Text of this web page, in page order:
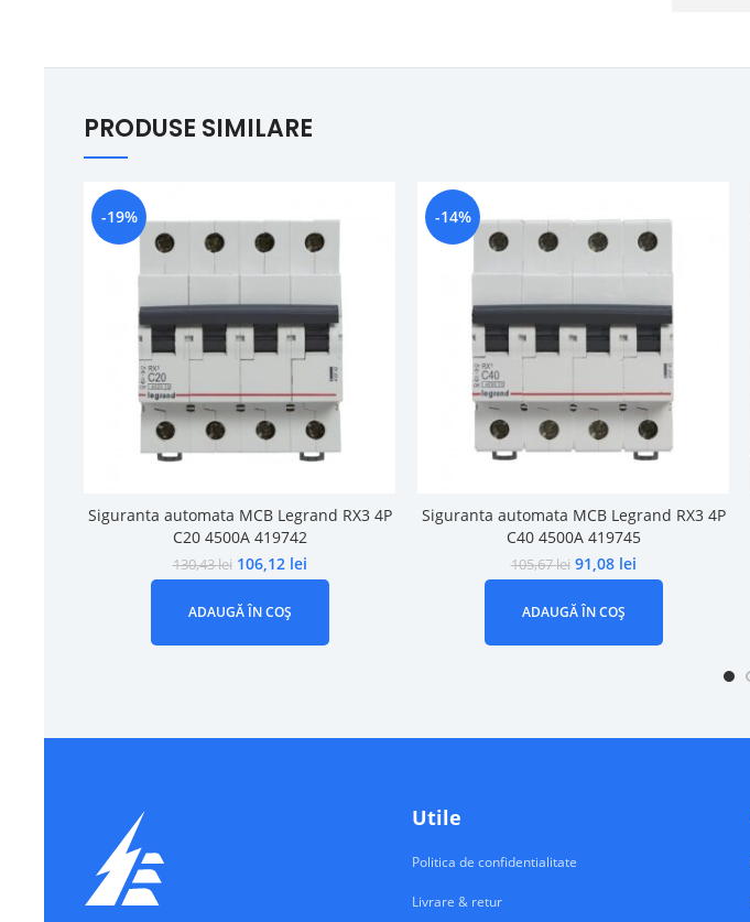
PRODUSE SIMILARE
-19%
Siguranta automata MCB Legrand RX3 4P
C20 4500A 419742
130,43lei 106,12 lei
ADAUGĂ ÎN COȘ
-14%
Siguranta automata MCB Legrand RX3 4P
C40 4500A 419745
105,67lei 91,08 lei
ADAUGĂ ÎN COȘ
Utile
Politica de confidentialitate
Livrare & retur